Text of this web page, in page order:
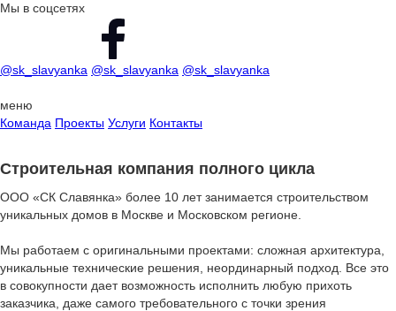
Интерьер
Интерьер офиса FinInvest Group
смотреть
интерьер
Интерьер частного клуба
смотреть
2020
интерьер
Интерьер апартаментов
смотреть
2018
Мы в соцсетях
@sk_slavyanka @sk_slavyanka @sk_slavyanka
меню
Команда Проекты Услуги Контакты
Строительная компания полного цикла
ООО «СК Славянка» более 10 лет занимается строительством
уникальных домов в Москве и Московском регионе.
Мы работаем с оригинальными проектами: сложная архитектура,
уникальные технические решения, неординарный подход. Все это
в совокупности дает возможность исполнить любую прихоть
заказчика, даже самого требовательного с точки зрения